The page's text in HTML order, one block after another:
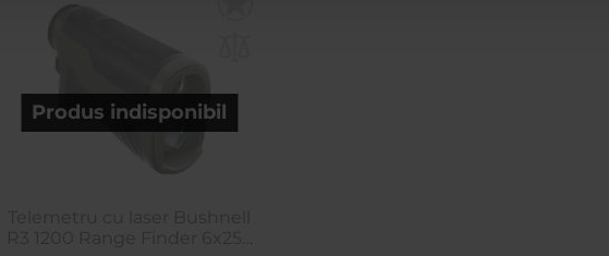
Produs indisponibil